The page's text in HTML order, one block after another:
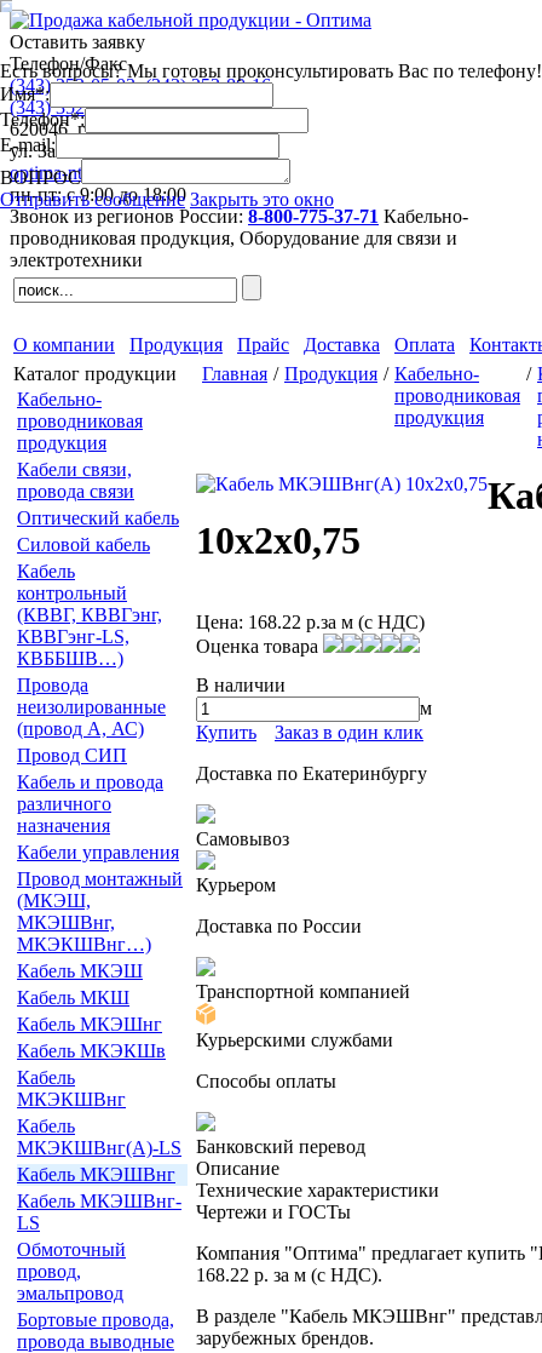
Оставить заявку
Телефон/Факс
(343)253-05-03,(343)253-80-16
(343)352-44-63,(343)352-41-53
620046,г. Екатеринбург
ул. Завокзальная 5, оф. 709
optima-nt@mail.ru
пн-пт: с 9:00 до 18:00
Звонок из регионов России: 8-800-775-37-71 Кабельно-
проводниковая продукция, Оборудование для связи и
электротехники
О компании Продукция Прайс Доставка Оплата
Каталог продукции
Кабельно-
проводниковая
продукция
Кабели связи,
провода связи
Оптический кабель
Силовой кабель
Кабель
контрольный
(КВВГ, КВВГэнг,
КВВГэнг-LS,
КВББШВ…)
Провода
неизолированные
(провод А, АС)
Провод СИП
Кабель и провода
различного
назначения
Кабели управления
Провод монтажный
(МКЭШ,
МКЭШВнг,
МКЭКШВнг…)
Кабель МКЭШ
Кабель МКШ
Кабель МКЭШнг
Кабель МКЭКШв
Кабель
МКЭКШВнг
Кабель
МКЭКШВнг(А)-LS
Кабель МКЭШВнг
Кабель МКЭШВнг-
LS
Обмоточный
провод,
эмальпровод
Бортовые провода,
провода выводные
Главная / Продукция / Кабельно-
проводниковая
продукция
/
10х2х0,75
Цена: 168.22 р.за м (с НДС)
Оценка товара
В наличии
м
Купить
Заказ в один клик
Доставка по Екатеринбургу
Самовывоз
Курьером
Доставка по России
Транспортной компанией
Курьерскими службами
Способы оплаты
Банковский перевод
Описание
Технические характеристики
Чертежи и ГОСТы
Компания "Оптима" предлагает
168.22 р. за м (с НДС).
В разделе "Кабель МКЭШВнг"
зарубежных брендов.
Есть вопросы? Мы готовы проконсультировать Вас по телефону!
Имя*:
Телефон*:
E-mail:
ВОПРОС
Отправить сообщение Закрыть это окно